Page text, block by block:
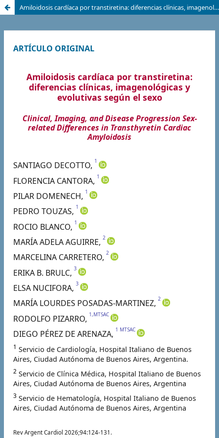
Amiloidosis cardíaca por transtiretina: diferencias clínicas, imagenológicas y evolutivas según el sexo